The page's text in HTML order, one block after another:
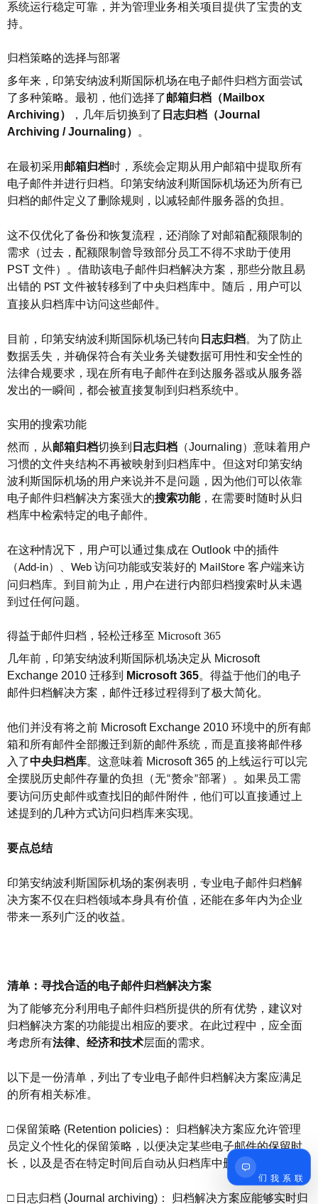
系统运行稳定可靠，并为管理业务相关项目提供了宝贵的支
持。
归档策略的选择与部署
多年来，印第安纳波利斯国际机场在电子邮件归档方面尝试
了多种策略。最初，他们选择了邮箱归档（ Mailbox
Archiving） ，几年后切换到了 日志归档（Journal
Archiving / Journaling） 。
在最初采用 邮箱归档时，系统会定期从用户邮箱中提取所有
电子邮件并进行归档。印第安纳波利斯国际机场还为所有已
归档的邮件定义了删除规则，以减轻邮件服务器的负担。
这不仅优化了备份和恢复流程，还消除了对邮箱配额限制的
需求（过去，配额限制曾导致部分员工不得不求助于使用
PST 文件）。借助该电子邮件归档解决方案，那些分散且易
出错的 PST 文件被转移到了中央归档库中。随后，用户可以
直接从归档库中访问这些邮件。
目前，印第安纳波利斯国际机场已转向 日志归档。为了防止
数据丢失，并确保符合有关业务关键数据可用性和安全性的
法律合规要求，现在所有电子邮件在到达服务器或从服务器
发出的一瞬间，都会被直接复制到归档系统中。
实用的搜索功能
然而，从邮箱归档切换到 日志归档 （Journaling）意味着用户
习惯的文件夹结构不再被映射到归档库中。但这对印第安纳
波利斯国际机场的用户来说并不是问题，因为他们可以依靠
电子邮件归档解决方案强大的搜索功能，在需要时随时从归
档库中检索特定的电子邮件。
在这种情况下，用户可以通过集成在 Outlook 中的插件
（Add-in）、 Web 访问功能或安装好的 MailStore 客户端来访
问归档库。到目前为止，用户在进行内部归档搜索时从未遇
到过任何问题。
得益于邮件归档，轻松迁移至 Microsoft 365
几年前，印第安纳波利斯国际机场决定从 Microsoft
Exchange 2010 迁移到 Microsoft 365。得益于他们的电子
邮件归档解决方案，邮件迁移过程得到了极大简化。
他们并没有将之前 Microsoft Exchange 2010 环境中的所有邮
箱和所有邮件全部搬迁到新的邮件系统，而是直接将邮件移
入了中央归档库。这意味着 Microsoft 365 的上线运行可以完
全摆脱历史邮件存量的负担（无“赘余”部署）。如果员工需
要访问历史邮件或查找旧的邮件附件，他们可以直接通过上
述提到的几种方式访问归档库来实现。
要点总结
印第安纳波利斯国际机场的案例表明，专业电子邮件归档解
决方案不仅在归档领域本身具有价值，还能在多年内为企业
带来一系列广泛的收益。
清单：寻找合适的电子邮件归档解决方案
为了能够充分利用电子邮件归档所提供的所有优势，建议对
归档解决方案的功能提出相应的要求。在此过程中，应全面
考虑所有法律、经济和技术层面的需求。
以下是一份清单，列出了专业电子邮件归档解决方案应满足
的所有相关标准。
□保留策略 (Retention policies) ： 归档解决方案应允许管理
员定义个性化的保留策略，以便决定某些电子邮件的保留时
长，以及是否在特定时间后自动从归档库中删除。
□ 日志归档 (Journal archiving) ： 归档解决方案应能够实时归